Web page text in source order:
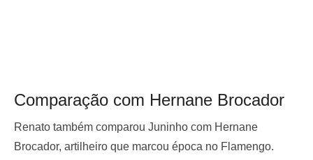
Comparação com Hernane Brocador
Renato também comparou Juninho com Hernane
Brocador, artilheiro que marcou época no Flamengo.